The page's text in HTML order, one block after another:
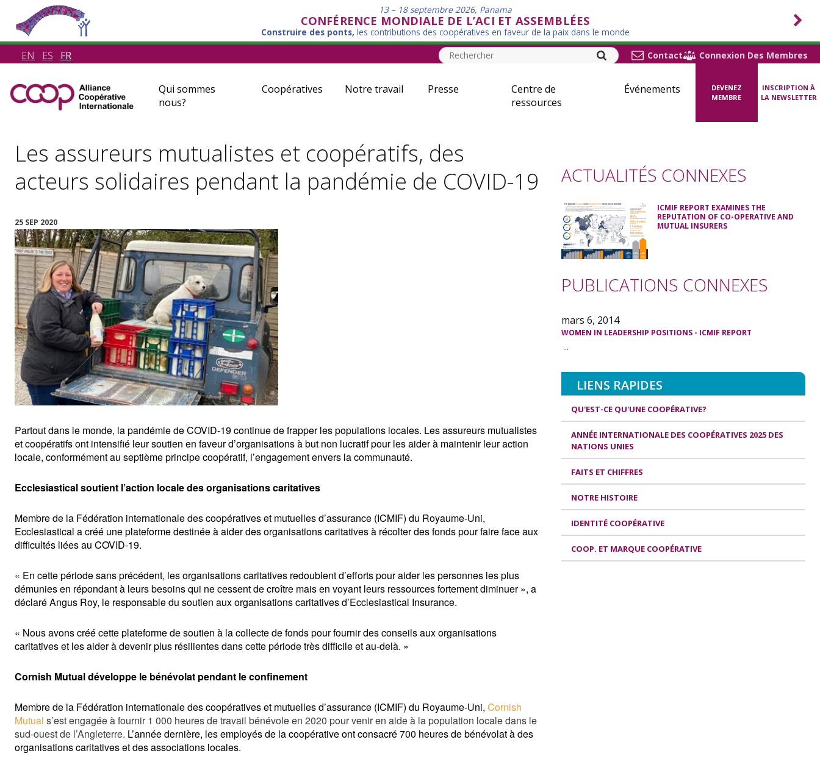
13 – 18 septembre 2026, Panama
CONFÉRENCE MONDIALE DE L’ACI ET ASSEMBLÉES
Construire des ponts, les contributions des coopératives en faveur de la paix dans le monde
EN ES FR Contact Connexion Des Membres
Qui sommes
nous?
Coopératives Notre travail Presse
Centre de
ressources
Événements
DEVENEZ
MEMBRE
INSCRIPTION À
LA NEWSLETTER
Les assureurs mutualistes et coopératifs, des
acteurs solidaires pendant la pandémie de COVID-19
25 SEP 2020
Partout dans le monde, la pandémie de COVID-19 continue de frapper les populations locales. Les assureurs mutualistes
et coopératifs ont intensifié leur soutien en faveur d’organisations à but non lucratif pour les aider à maintenir leur action
locale, conformément au septième principe coopératif, l’engagement envers la communauté.
Ecclesiastical soutient l’action locale des organisations caritatives
Membre de la Fédération internationale des coopératives et mutuelles d’assurance (ICMIF) du Royaume-Uni,
Ecclesiastical a créé une plateforme destinée à aider des organisations caritatives à récolter des fonds pour faire face aux
difficultés liées au COVID-19.
« En cette période sans précédent, les organisations caritatives redoublent d’efforts pour aider les personnes les plus
démunies en répondant à leurs besoins qui ne cessent de croître mais en voyant leurs ressources fortement diminuer », a
déclaré Angus Roy, le responsable du soutien aux organisations caritatives d’Ecclesiastical Insurance.
« Nous avons créé cette plateforme de soutien à la collecte de fonds pour fournir des conseils aux organisations
caritatives et les aider à devenir plus résilientes dans cette période très difficile et au-delà. »
Cornish Mutual développe le bénévolat pendant le confinement
Membre de la Fédération internationale des coopératives et mutuelles d’assurance (ICMIF) du Royaume-Uni, Cornish
Mutual s’est engagée à fournir 1 000 heures de travail bénévole en 2020 pour venir en aide à la population locale dans le
sud-ouest de l’Angleterre. L’année dernière, les employés de la coopérative ont consacré 700 heures de bénévolat à des
organisations caritatives et des associations locales.
ACTUALITÉS CONNEXES
ICMIF REPORT EXAMINES THE
REPUTATION OF CO-OPERATIVE AND
MUTUAL INSURERS
PUBLICATIONS CONNEXES
mars 6, 2014
WOMEN IN LEADERSHIP POSITIONS - ICMIF REPORT
...
LIENS RAPIDES
QU'EST-CE QU'UNE COOPÉRATIVE?
ANNÉE INTERNATIONALE DES COOPÉRATIVES 2025 DES
NATIONS UNIES
FAITS ET CHIFFRES
NOTRE HISTOIRE
IDENTITÉ COOPÉRATIVE
COOP. ET MARQUE COOPÉRATIVE